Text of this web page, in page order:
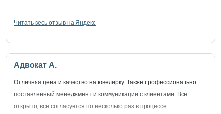
Читать весь отзыв на Яндекс
Адвокат А.
Отличная цена и качество на ювелирку. Также профессионально
поставленный менеджмент и коммуникации с клиентами. Все
открыто, все согласуется по несколько раз в процессе